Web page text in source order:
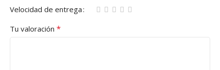
Velocidad de entrega
Tu valoración *